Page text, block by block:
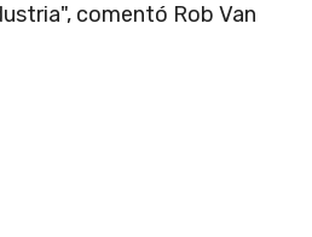
comentó Rob Van